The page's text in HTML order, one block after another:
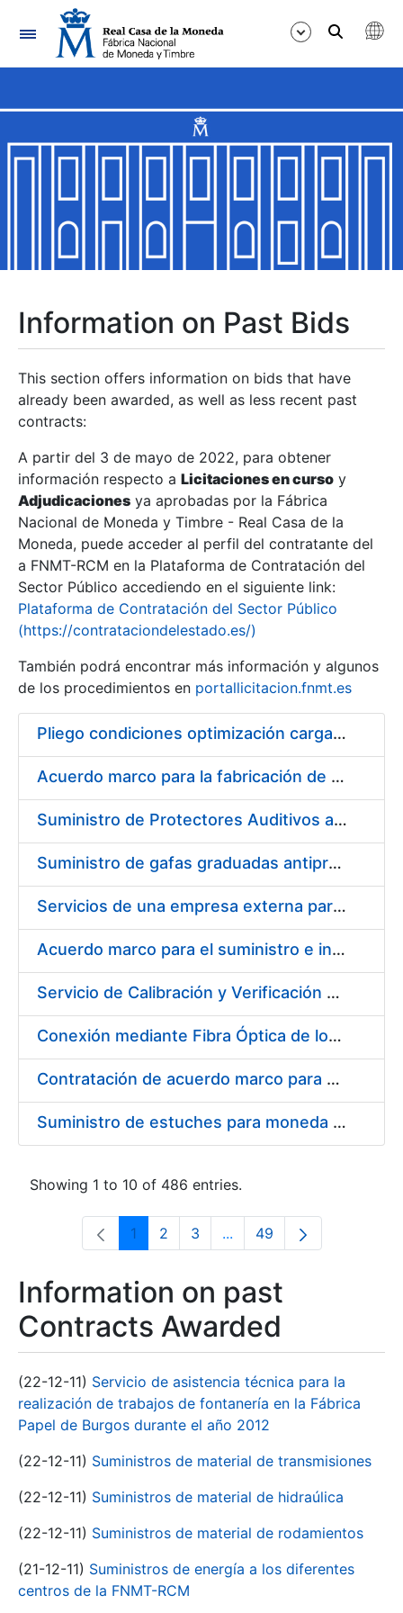
Navigation
Show/Hide
Show/Hide
Show/Hide
Show/Hide
Show/Hide
Show/Hide
Information on Past Bids
This section offers information on bids that have
already been awarded, as well as less recent past
contracts:
A partir del 3 de mayo de 2022, para obtener
información respecto a Licitaciones en curso y
Adjudicaciones ya aprobadas por la Fábrica
Nacional de Moneda y Timbre - Real Casa de la
Moneda, puede acceder al perfil del contratante del
a FNMT-RCM en la Plataforma de Contratación del
Sector Público accediendo en el siguiente link:
Plataforma de Contratación del Sector Público
(https://contrataciondelestado.es/)
También podrá encontrar más información y algunos
de los procedimientos en portallicitacion.fnmt.es
Pliego condiciones optimización cargas compras firmado
Acuerdo marco para la fabricación de piezas
Suministro de Protectores Auditivos a medida para las personas trabajadoras de los Centros de Trabajo de Madrid y Burgos
Suministro de gafas graduadas antiproyecciones para los trabajadores de la FNMT-RCM en los centros de trabajo de Madrid y Burgos
Servicios de una empresa externa para el asesoramiento y resolución de los recursos de alzada que se presentan relacionados con procesos de selección para la FNMT-RCM
Acuerdo marco para el suministro e instalación de persianas, estores y otros complementos
Servicio de Calibración y Verificación Externa de los Equipos de Medición del Servicio de Prevención de la FNMT-RCM
Conexión mediante Fibra Óptica de los Centros de Proceso de Datos (CPDs) de las sedes de la FNMT-RCM de Burgos y Madrid
Contratación de acuerdo marco para el Suministro de Material de Electricidad para la Fábrica Nacional de Moneda y Timbre-Real Casa de la Moneda en su centro de trabajo de Burgos
Suministro de estuches para moneda de 30 €
Showing 1 to 10 of 486 entries.
Page
1 Page
2 Page
3 ...Intermediate Pages Use
Page
49
Information on past
Contracts Awarded
(22-12-11) Servicio de asistencia técnica para la
realización de trabajos de fontanería en la Fábrica
Papel de Burgos durante el año 2012
(22-12-11) Suministros de material de transmisiones
(22-12-11) Suministros de material de hidraúlica
(22-12-11) Suministros de material de rodamientos
(21-12-11) Suministros de energía a los diferentes
centros de la FNMT-RCM